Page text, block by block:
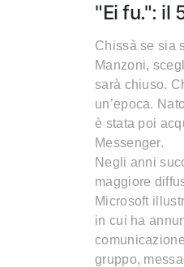
"Ei fu.": il
Chissà se sia
Manzoni,
sarà chiuso.
un’epoca.
è stata poi
Messenger.
Negli anni
maggiore
Microsoft
in cui ha
gruppo,